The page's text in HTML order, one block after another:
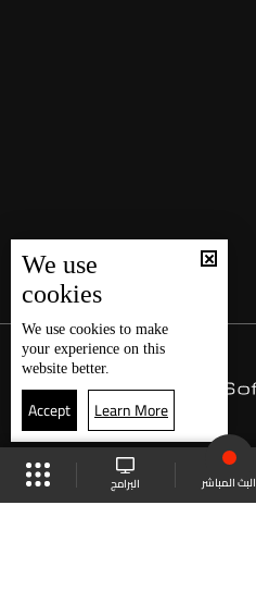
البث المباشر البرامج
We use
cookies
We use cookies to make
your experience on this
website better.
Accept Learn More
الجدول البث المباشر